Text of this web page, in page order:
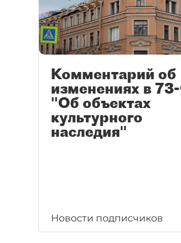
Комментарий об
изменениях в
"Об объектах
культурного
наследия"
Новости подписчиков